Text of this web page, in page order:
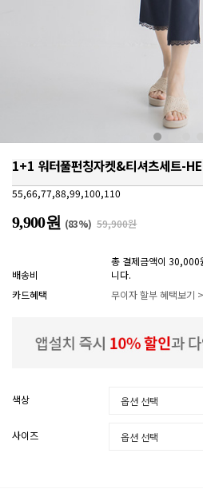
1+1 워터풀펀칭자켓&티셔츠세트-
55,66,77,88,99,100,110
9,900원 (83%) 59,900원
배송비
총 결제금액이 30,000
니다.
카드혜택
무이자 할부 혜택보기 >
색상
사이즈